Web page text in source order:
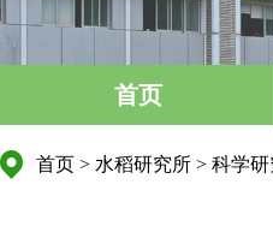
首页
首页 > 水稻研究所 > 科学研